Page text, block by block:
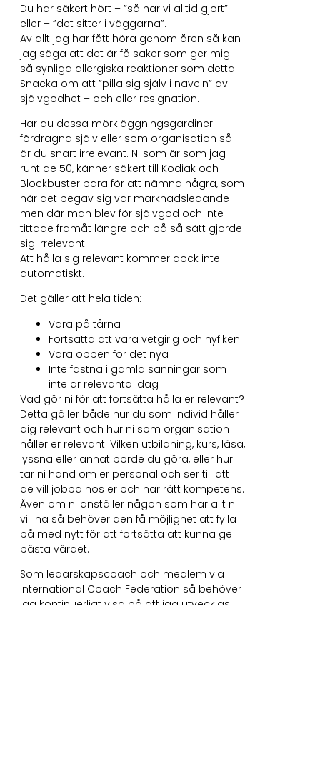
Du har säkert hört – ”så har vi alltid gjort”
eller – ”det sitter i väggarna”.
Av allt jag har fått höra genom åren så kan
jag säga att det är få saker som ger mig
så synliga allergiska reaktioner som detta.
Snacka om att ”pilla sig själv i naveln” av
självgodhet – och eller resignation.
Har du dessa mörkläggningsgardiner
fördragna själv eller som organisation så
är du snart irrelevant. Ni som är som jag
runt de 50, känner säkert till Kodiak och
Blockbuster bara för att nämna några, som
när det begav sig var marknadsledande
men där man blev för självgod och inte
tittade framåt längre och på så sätt gjorde
sig irrelevant.
Att hålla sig relevant kommer dock inte
automatiskt.
Det gäller att hela tiden:
Vara på tårna
Fortsätta att vara vetgirig och nyfiken
Vara öppen för det nya
Inte fastna i gamla sanningar som
inte är relevanta idag
Vad gör ni för att fortsätta hålla er relevant?
Detta gäller både hur du som individ håller
dig relevant och hur ni som organisation
håller er relevant. Vilken utbildning, kurs, läsa,
lyssna eller annat borde du göra, eller hur
tar ni hand om er personal och ser till att
de vill jobba hos er och har rätt kompetens.
Även om ni anställer någon som har allt ni
vill ha så behöver den få möjlighet att fylla
på med nytt för att fortsätta att kunna ge
bästa värdet.
Som ledarskapscoach och medlem via
International Coach Federation så behöver
jag kontinuerligt visa på att jag utvecklas.